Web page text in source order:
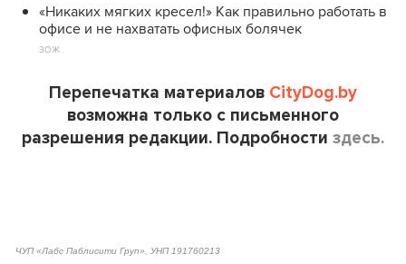
«Никаких мягких кресел!» Как правильно работать в
офисе и не нахватать офисных болячек
ЗОЖ
Перепечатка материалов CityDog.by
возможна только с письменного
разрешения редакции. Подробности здесь.
ЧУП «Лабс Паблисити Груп», УНП 191760213